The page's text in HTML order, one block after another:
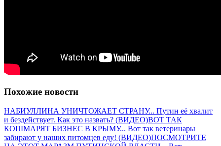
Похожие новости
НАБИУЛЛИНА УНИЧТОЖАЕТ СТРАНУ... Путин её хвалит
и бездействует. Как это назвать? (ВИДЕО)ВОТ ТАК
КОШМАРЯТ БИЗНЕС В КРЫМУ... Вот так ветеринары
забирают у наших питомцев еду! (ВИДЕО)ПОСМОТРИТЕ